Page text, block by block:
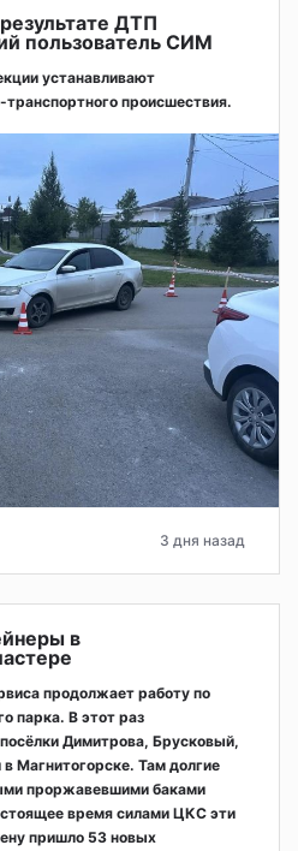
ДТП
пользователь СИМ
устанавливают
происшествия.
3 дня назад
в
продолжает работу по
парка. В этот раз
Димитрова, Брусковый,
Магнитогорске. Там долгие
проржавевшими баками
время силами ЦКС эти
пришло 53 новых